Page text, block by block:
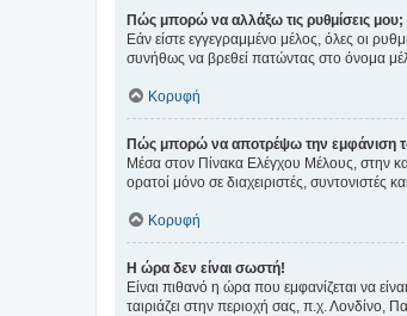
Πώς μπορώ να αλλάξω τις ρυθμίσεις μου;
Εάν είστε εγγεγραμμένο μέλος, όλες οι
συνήθως να βρεθεί πατώντας στο όνομα
Κορυφή
Πώς μπορώ να αποτρέψω την εμφάνιση
Μέσα στον Πίνακα Ελέγχου Μέλους, στην
ορατοί μόνο σε διαχειριστές,
Κορυφή
Η ώρα δεν είναι σωστή!
Είναι πιθανό η ώρα που εμφανίζεται να
ταιριάζει στην περιοχή σας, π.χ. Λονδίνο,